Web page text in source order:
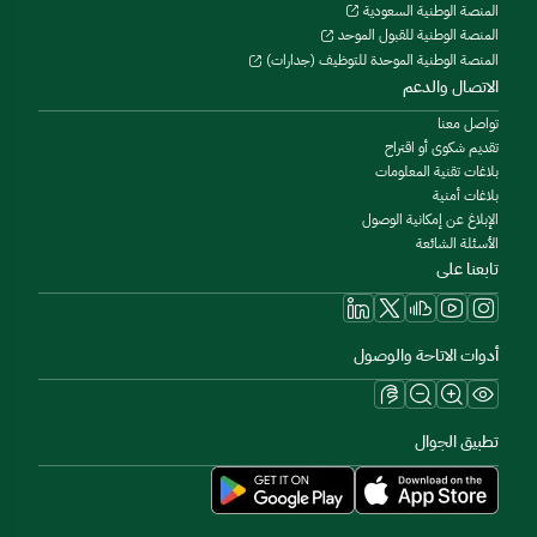
المنصة الوطنية السعودية
المنصة الوطنية للقبول الموحد
المنصة الوطنية الموحدة للتوظيف (جدارات)
الاتصال والدعم
تواصل معنا
تقديم شكوى أو اقتراح
بلاغات تقنية المعلومات
بلاغات أمنية
الإبلاغ عن إمكانية الوصول
الأسئلة الشائعة
تابعنا على
أدوات الاتاحة والوصول
تطبيق الجوال